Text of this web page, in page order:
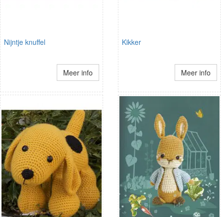
Nijntje knuffel
Meer info
Kikker
Meer info